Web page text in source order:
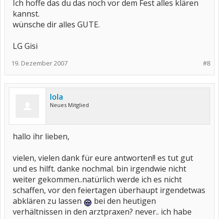
CT machen lassen am Kopf. = <<Schwindel, Kopfschmerzen,
Vergesslichkeit.
SD kontrollieren ob Überfunktion ist. = Herzrasen
Tip hol dir mal:
Zink Vita E D Folsäure << mal eine Kur machen
und wenn du eine SD - Schülddrüsenüberfunktion hast
Lycopus virgincus D6
die Schüsslersalze helfen:
heilfasten.de/schuessler-salze/
pro Tag.
Jede Vitamine / Medi im 30 Min Abstand nehmen.
blaue flecken an den oberamen, oberschenkeln
Da müssen unbedingt dieThromboswertenach geschaut
werden.
eileiterentzündung habe ich auch bekommen,
Ich hoffe das du das noch vor dem Fest alles klären
kannst.
wünsche dir alles GUTE.
LG Gisi
#8
19. Dezember 2007
lola
Neues Mitglied
hallo ihr lieben,
vielen, vielen dank für eure antworten!! es tut gut
und es hilft. danke nochmal. bin irgendwie nicht
weiter gekommen..natürlich werde ich es nicht
schaffen, vor den feiertagen überhaupt irgendetwas
abklären zu lassen
bei den heutigen
verhältnissen in den arztpraxen? never.. ich habe